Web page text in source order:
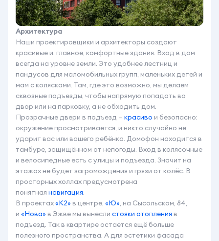
Архитектура
Наши проектировщики и архитекторы создают
красивые и, главное, комфортные здания. Вход в дом
всегда на уровне земли. Это удобнее лестниц и
пандусов для маломобильных групп, маленьких детей и
мам с колясками. Там, где это возможно, мы делаем
сквозные подъезды, чтобы напрямую попадать во
двор или на парковку, а не обходить дом.
Прозрачные двери в подъезд — красиво и безопасно:
окружение просматривается, и никто случайно не
ударит вас или вашего ребёнка. Домофон находится в
тамбуре, защищённом от непогоды. Вход в колясочные
и велосипедные есть с улицы и подъезда. Значит на
этажах не будет загромождения и грязи от колёс. В
просторных холлах предусмотрена
понятная навигация.
В проектах«К2» в центре, «Ю», на Сысольском, 84,
и «Нова» в Эжве мы вынесли стояки отопления в
подъезд. Так в квартире остаётся ещё больше
полезного пространства. А для эстетики фасада